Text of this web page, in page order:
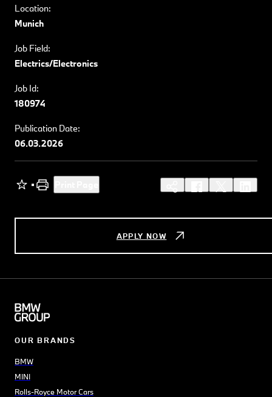
Location:
Munich
Job Field:
Electrics/Electronics
Job Id:
180974
Publication Date:
06.03.2026
APPLY NOW
OUR BRANDS
BMW
MINI
Rolls-Royce Motor Cars